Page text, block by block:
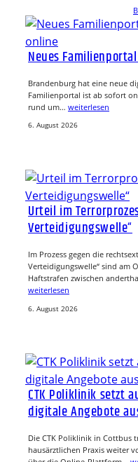
Neues
Brandenburg hat eine neue
Familienportal ist ab sofort
rund um… weiterlesen
6. August 2026
Urteil im
Verteidigungswelle“
Im Prozess gegen die
Verteidigungswelle“ sind am
Haftstrafen zwischen
weiterlesen
6. August 2026
CTK Poliklinik setzt
digitale Angebote
Die CTK Poliklinik in Cottbus
hausärztlichen Praxis weiter